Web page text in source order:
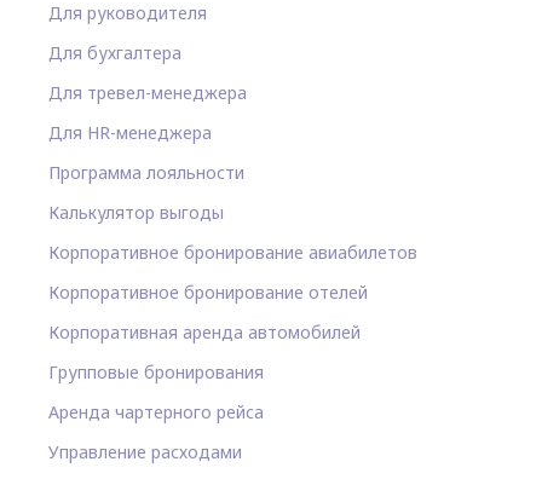
Для руководителя
Для бухгалтера
Для тревел-менеджера
Для HR-менеджера
Программа лояльности
Калькулятор выгоды
Корпоративное бронирование авиабилетов
Корпоративное бронирование отелей
Корпоративная аренда автомобилей
Групповые бронирования
Аренда чартерного рейса
Управление расходами